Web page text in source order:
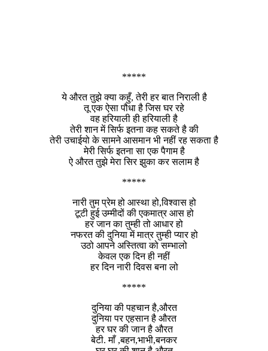
*****
ये औरत तुझे क्या कहुँ, तेरी हर बात निराली है
तू एक ऐसा पौधा है जिस घर रहे
वह हरियाली ही हरियाली है
तेरी शान में सिर्फ इतना कह सकते है की
तेरी उचाईयो के सामने आसमान भी नहीं रह सकता है
मेरी सिर्फ इतना सा एक पैगाम है
ऐ औरत तुझे मेरा सिर झुका कर सलाम है
*****
नारी तुम प्रेम हो आस्था हो,विश्वास हो
टूटी हुई उम्मीदों की एकमात्र आस हो
हर जान का तुम्ही तो आधार हो
नफरत की दुनिया में मात्र तुम्ही प्यार हो
उठो आपने अस्तित्वा को सम्भालो
केवल एक दिन ही नहीं
हर दिन नारी दिवस बना लो
*****
दुनिया की पहचान है,औरत
दुनिया पर एहसान है औरत
हर घर की जान है औरत
बेटी. माँ ,बहन,भाभी,बनकर